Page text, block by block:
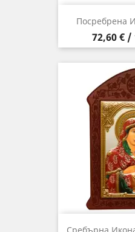
Посребрена
Цена
72,60 € /